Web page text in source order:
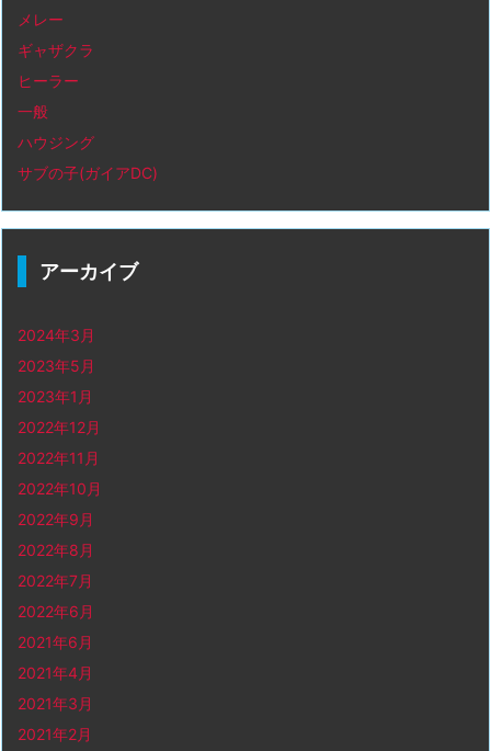
メレー
ギャザクラ
ヒーラー
一般
ハウジング
サブの子(ガイアDC)
アーカイブ
2024年3月
2023年5月
2023年1月
2022年12月
2022年11月
2022年10月
2022年9月
2022年8月
2022年7月
2022年6月
2021年6月
2021年4月
2021年3月
2021年2月